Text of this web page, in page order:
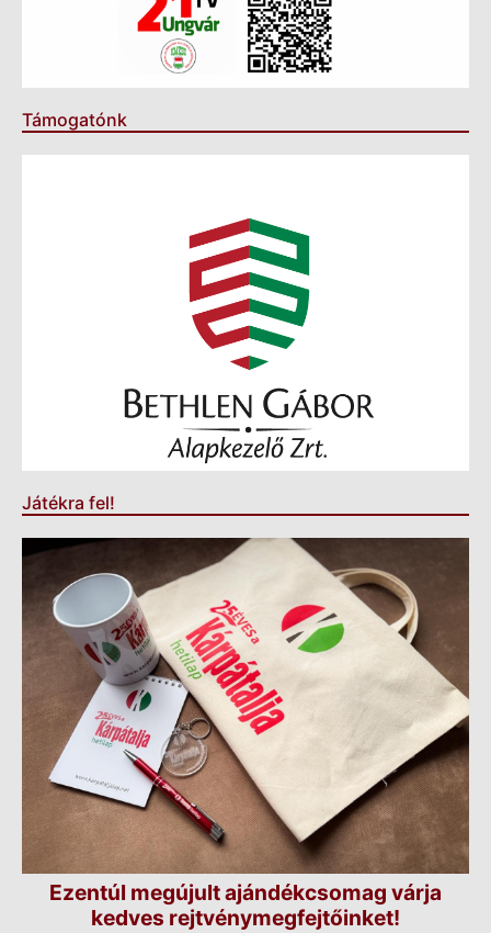
Támogatónk
Játékra fel!
Ezentúl megújult ajándékcsomag várja
kedves rejtvénymegfejtőinket!